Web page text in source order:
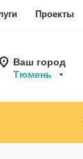
Проекты
Ваш город
Тюмень